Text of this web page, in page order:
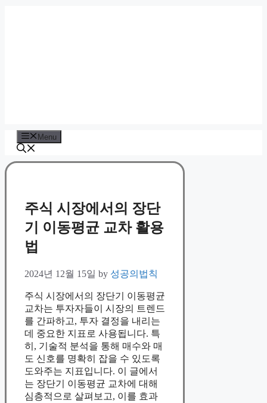
Menu
주식 시장에서의 장단
기 이동평균 교차 활용
법
2024년 12월 15일 by 성공의법칙
주식 시장에서의 장단기 이동평균
교차는 투자자들이 시장의 트렌드
를 간파하고, 투자 결정을 내리는
데 중요한 지표로 사용됩니다. 특
히, 기술적 분석을 통해 매수와 매
도 신호를 명확히 잡을 수 있도록
도와주는 지표입니다. 이 글에서
는 장단기 이동평균 교차에 대해
심층적으로 살펴보고, 이를 효과